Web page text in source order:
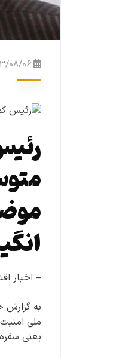
08/06
– اخبار
به
یعنی